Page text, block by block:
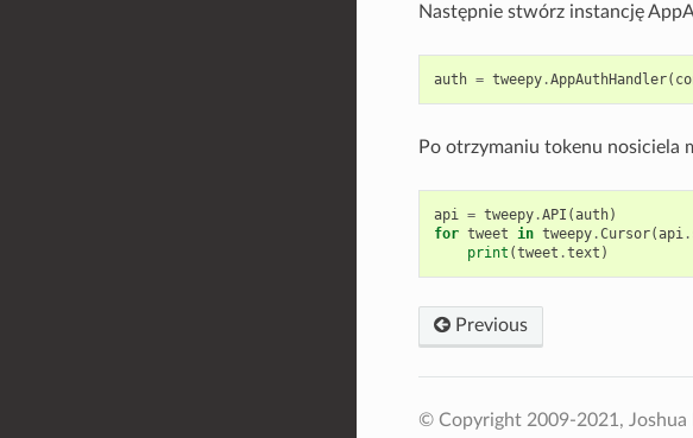
Następnie stwórz instancję
auth = tweepy.AppAuthHandler(
Po otrzymaniu tokenu nosiciela
api = tweepy.API (auth)
for tweet in tweepy.Cursor(api.
print (tweet .text )
Previous
© Copyright 2009-2021, Joshua